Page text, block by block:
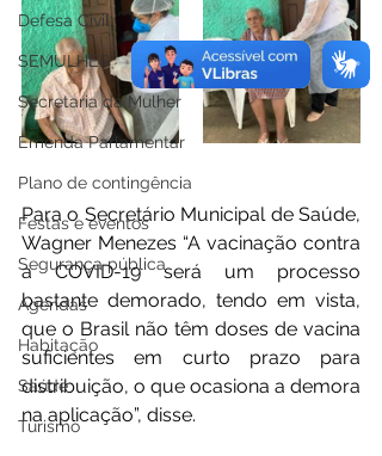
Defesa Civil
SEMULHER
Secretaria da Mulher
Emenda Parlamentar
Plano de contingência
Festas e eventos
Segurança pública
Agendas
Habitação
Saúde
Turismo
Para o Secretário Municipal de Saúde,
Wagner Menezes “A vacinação contra
a COVID-19 será um processo
bastante demorado, tendo em vista,
que o Brasil não têm doses de vacina
suficientes em curto prazo para
distribuição, o que ocasiona a demora
na aplicação”, disse.